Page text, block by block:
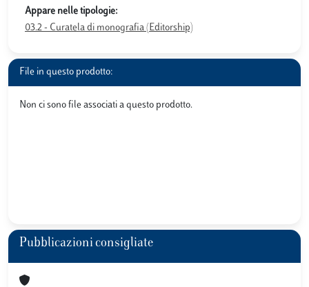
Appare nelle tipologie:
03.2 - Curatela di monografia (Editorship)
File in questo prodotto:
Non ci sono file associati a questo prodotto.
Pubblicazioni consigliate